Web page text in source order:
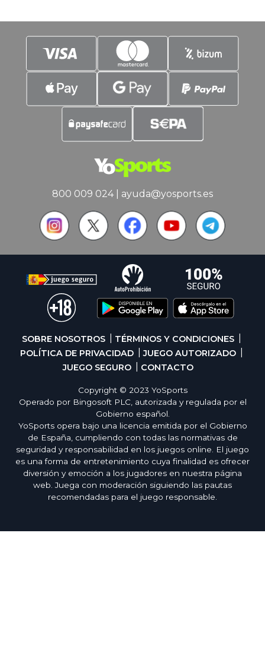
800 009 024| ayuda@yosports.es
SOBRE NOSOTROS
TÉRMINOS Y CONDICIONES
POLÍTICA DE PRIVACIDAD
JUEGO AUTORIZADO
JUEGO SEGURO
CONTACTO
Copyright © 2023 YoSports
Operado por Bingosoft PLC, autorizada y regulada por el
Gobierno español.
YoSports opera bajo una licencia emitida por el Gobierno
de España, cumpliendo con todas las normativas de
seguridad y responsabilidad en los juegos online. El juego
es una forma de entretenimiento cuya finalidad es ofrecer
diversión y emoción a los jugadores en nuestra página
web. Juega con moderación siguiendo las pautas
recomendadas para el juego responsable.